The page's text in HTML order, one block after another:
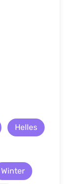
Helles
Winter